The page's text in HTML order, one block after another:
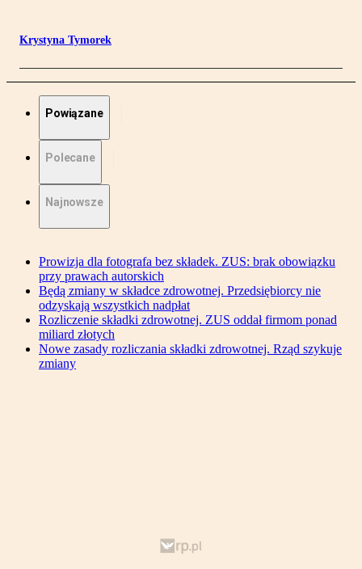
Krystyna Tymorek
Powiązane
Polecane
Najnowsze
Prowizja dla fotografa bez składek. ZUS: brak obowiązku
przy prawach autorskich
Będą zmiany w składce zdrowotnej. Przedsiębiorcy nie
odzyskają wszystkich nadpłat
Rozliczenie składki zdrowotnej. ZUS oddał firmom ponad
miliard złotych
Nowe zasady rozliczania składki zdrowotnej. Rząd szykuje
zmiany